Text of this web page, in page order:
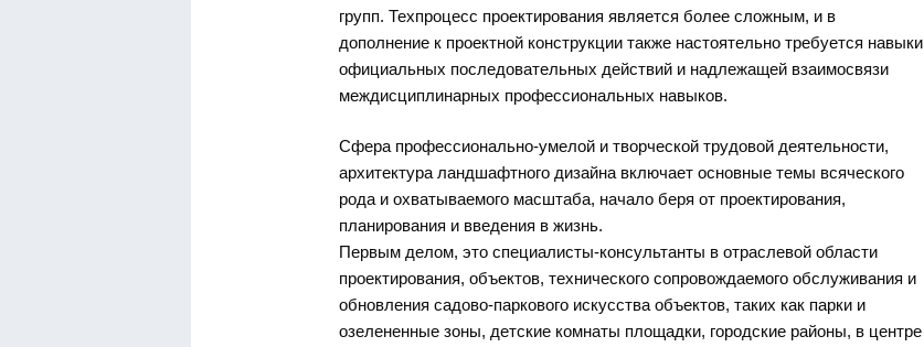
групп. Техпроцесс проектирования является более сложным, и в
дополнение к проектной конструкции также настоятельно требуется навыки
официальных последовательных действий и надлежащей взаимосвязи
междисциплинарных профессиональных навыков.
Сфера профессионально-умелой и творческой трудовой деятельности,
архитектура ландшафтного дизайна включает основные темы всяческого
рода и охватываемого масштаба, начало беря от проектирования,
планирования и введения в жизнь.
Первым делом, это специалисты-консультанты в отраслевой области
проектирования, объектов, технического сопровождаемого обслуживания и
обновления садово-паркового искусства объектов, таких как парки и
озелененные зоны, детские комнаты площадки, городские районы, в центре